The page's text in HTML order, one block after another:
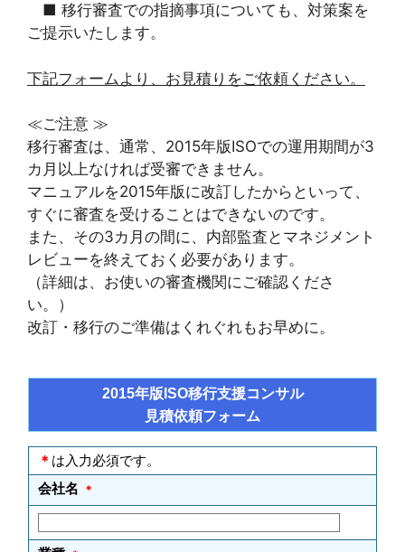
■ 移行審査での指摘事項についても、対策案を
ご提示いたします。
下記フォームより、お見積りをご依頼ください。
≪ご注意 ≫
移行審査は、通常、2015年版ISOでの運用期間が3
カ月以上なければ受審できません。
マニュアルを2015年版に改訂したからといって、
すぐに審査を受けることはできないのです。
また、その3カ月の間に、内部監査とマネジメント
レビューを終えておく必要があります。
（詳細は、お使いの審査機関にご確認くださ
い。）
改訂・移行のご準備はくれぐれもお早めに。